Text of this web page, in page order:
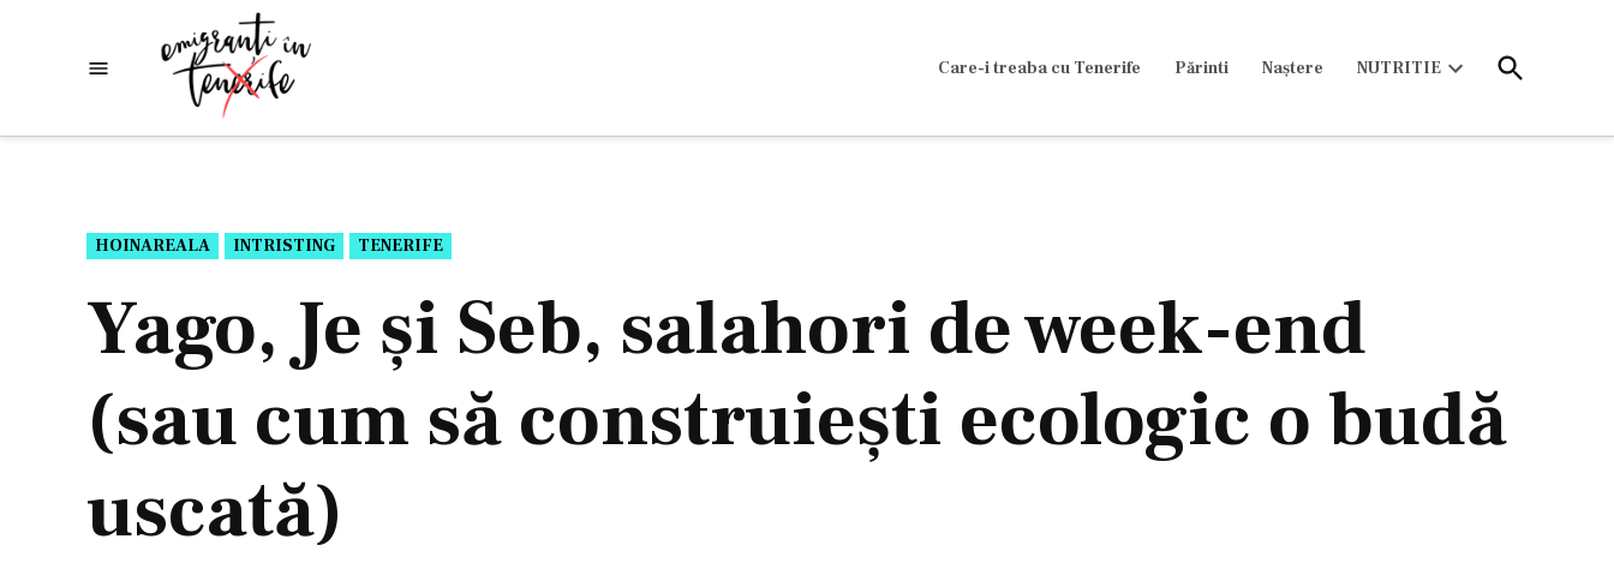
Care-i treaba cu Tenerife Părinti Naștere NUTRITIE
Open
Search
POSTED
IN
HOINAREALA INTRISTING TENERIFE
Yago, Je și Seb, salahori de week-end
(sau cum să construiești ecologic o budă
uscată)